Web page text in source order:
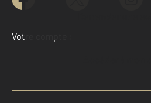
Demander une
Votre compte :
Accéder à mon